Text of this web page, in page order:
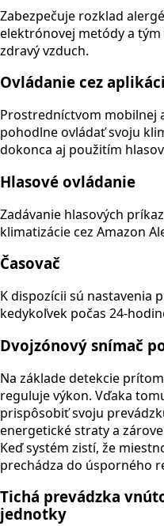
Zabezpečuje rozklad
elektrónovej metódy a
zdravý vzduch.
Ovládanie cez
Prostredníctvom mobilnej
pohodlne ovládať svoju
dokonca aj použitím
Hlasové ovládanie
Zadávanie hlasových
klimatizácie cez Amazon
Časovač
K dispozícii sú nastavenia
kedykoľvek počas 24-
Dvojzónový snímač
Na základe detekcie
reguluje výkon. Vďaka
prispôsobiť svoju
energetické straty a
Keď systém zistí, že
prechádza do úsporného
Tichá prevádzka
jednotky